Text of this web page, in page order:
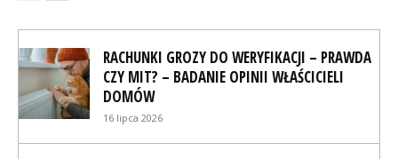
RACHUNKI GROZY DO WERYFIKACJI – PRAWDA
CZY MIT? – BADANIE OPINII WŁAŚCICIELI
DOMÓW
16 lipca 2026